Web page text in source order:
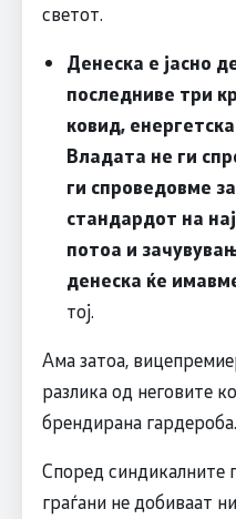
светот.
Денеска е јасно
последниве три
ковид,
Владата не ги
ги спроведовме
стандардот на
потоа и
денеска ќе
тој.
Ама затоа,
разлика од неговите
брендирана гардероба.
Според синдикалните
граѓани не добиваат